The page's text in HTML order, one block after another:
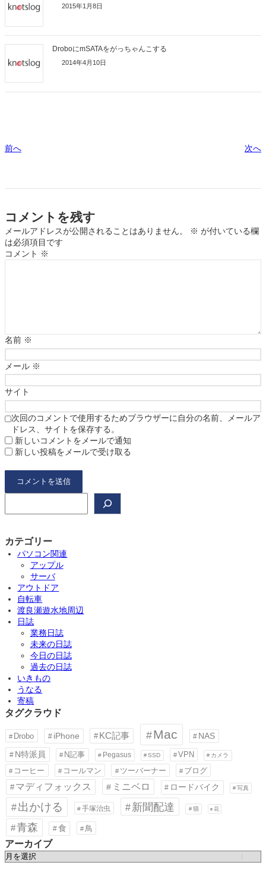
2015年1月8日
DroboにmSATAをがっちゃんこする
2014年4月10日
前へ 次へ
コメントを残す
メールアドレスが公開されることはありません。 ※ が付いている欄
は必須項目です
コメント ※
名前 ※
メール ※
サイト
次回のコメントで使用するためブラウザーに自分の名前、メールア
ドレス、サイトを保存する。
新しいコメントをメールで通知
新しい投稿をメールで受け取る
カテゴリー
パソコン関連
アップル
サーバ
アウトドア
自転車
渡良瀬遊水地周辺
日誌
業務日誌
未来の日誌
今日の日誌
過去の日誌
いきもの
うなる
寄稿
タグクラウド
Drobo iPhone KC記事 Mac NAS
N特派員 N記事 Pegasus SSD VPN カメラ
コーヒー コールマン ツーバーナー ブログ
マディフォックス ミニベロ ロードバイク 写真
出かける 手塚治虫 新聞配達 猫 花
青森 食 鳥
アーカイブ
ア